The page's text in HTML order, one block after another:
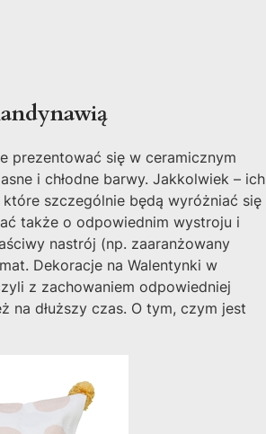
prezentować się w ceramicznym
i chłodne barwy. Jakkolwiek – ich
które szczególnie będą wyróżniać się
także o odpowiednim wystroju i
nastrój (np. zaaranżowany
Dekoracje na Walentynki w
z zachowaniem odpowiedniej
na dłuższy czas. O tym, czym jest